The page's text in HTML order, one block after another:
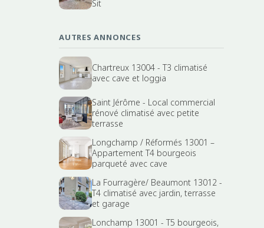
Sit
AUTRES ANNONCES
Chartreux 13004 - T3 climatisé
avec cave et loggia
Saint Jérôme - Local commercial
rénové climatisé avec petite
terrasse
Longchamp / Réformés 13001 –
Appartement T4 bourgeois
parqueté avec cave
La Fourragère/ Beaumont 13012 -
T4 climatisé avec jardin, terrasse
et garage
Lonchamp 13001 - T5 bourgeois,